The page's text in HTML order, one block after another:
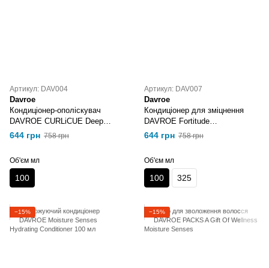
Артикул: DAV004
Davroe
Кондиціонер-ополіскувач
DAVROE CURLiCUE Deep
Conditioning Rinse
644 грн 758 грн
Об'єм мл
100
Артикул: DAV007
Davroe
Кондиціонер для зміцнення
DAVROE Fortitude
Strengthening Conditioner 100
644 грн 758 грн
Об'єм мл
100 325
−15% −15%